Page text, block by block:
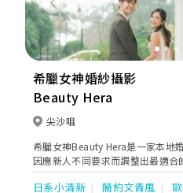
Previous
希臘女神婚紗攝影
Beauty Hera
尖沙咀
希臘女神Beauty Hera是一家本地
因應新人不同要求而調整出最適合
著連貫的故事性。同時亦貼心地
街的希臘女神提供一站式婚紗外租
日系小清新 簡約文青風